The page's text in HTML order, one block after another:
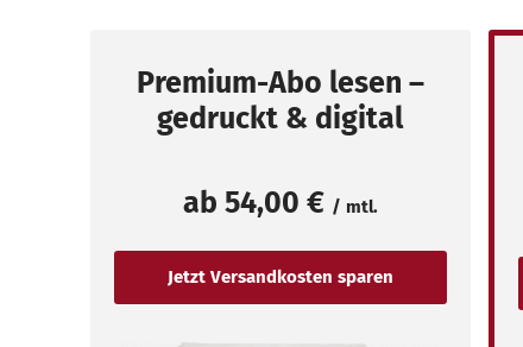
Premium-Abo lesen –
gedruckt & digital
ab 54,00 € / mtl.